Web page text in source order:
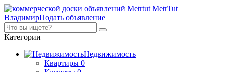
MetrTut
ВладимирПодать объявление
Категории
Недвижимость
Квартиры 0